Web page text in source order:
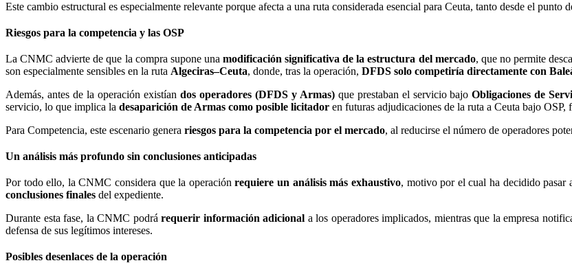
Este cambio estructural es especialmente relevante porque afecta a una ruta considerada esencial para Ceuta, tanto desde el punto
Riesgos para la competencia y las OSP
La CNMC advierte de que la compra supone una modificación significativa de la estructura del mercado, que no permite
son especialmente sensibles en la ruta Algeciras–Ceuta, donde, tras la operación, DFDS solo competiría directamente con
Además, antes de la operación existían dos operadores (DFDS y Armas)que prestaban el servicio bajoObligaciones de
servicio, lo que implica la desaparición de Armas como posible licitador en futuras adjudicaciones de la ruta a Ceuta bajo
Para Competencia, este escenario genera riesgos para la competencia por el mercado, al reducirse el número de operadores
Un análisis más profundo sin conclusiones anticipadas
Por todo ello, la CNMC considera que la operaciónrequiere un análisis más exhaustivo, motivo por el cual ha decidido pasar
conclusiones finales del expediente.
Durante esta fase, la CNMC podrárequerir información adicional a los operadores implicados, mientras que la empresa
defensa de sus legítimos intereses.
Posibles desenlaces de la operación